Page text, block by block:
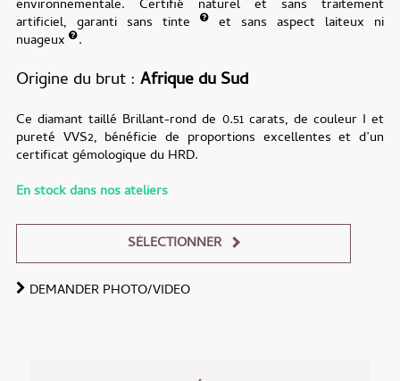
environnementale. Certifié naturel et sans traitement
artificiel, garanti sans tinte
et sans aspect laiteux ni
nuageux
.
Origine du brut Afrique du Sud
Ce diamant taillé Brillant-rond de 0.51 carats, de couleur I et
pureté VVS2, bénéficie de proportions excellentes et d’un
certificat gémologique du HRD.
En stock dans nos ateliers
SÉLECTIONNER
Alternative:
DEMANDER PHOTO/VIDEO